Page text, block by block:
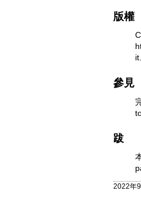
版權
參見
跋
2022年9